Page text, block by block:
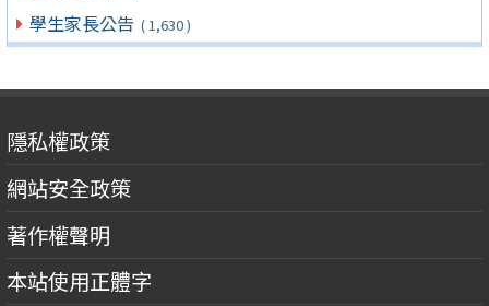
學生家長公告 ( 1,630 )
隱私權政策
網站安全政策
著作權聲明
本站使用正體字